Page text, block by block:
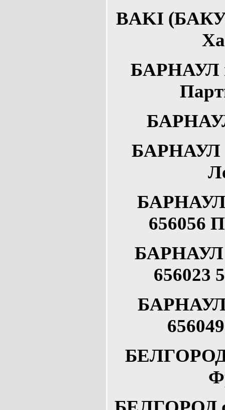
BAKI
БАРНАУЛ
БАРНАУЛ
БАРНАУЛ
656056
БАРНАУЛ
656023
БАРНАУЛ
БЕЛГОРОД